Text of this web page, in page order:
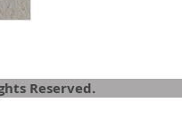
Reserved.